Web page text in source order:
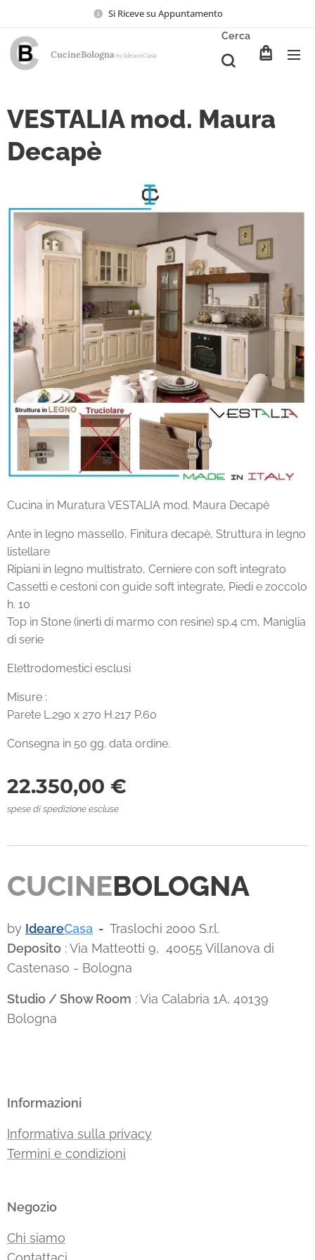
Si Riceve su Appuntamento
CucineBologna by IdeareCasa
Cerca
VESTALIA mod. Maura
Decapè
Cucina in Muratura VESTALIA mod. Maura Decapè
Ante in legno massello, Finitura decapè, Struttura in legno
listellare
Ripiani in legno multistrato, Cerniere con soft integrato
Cassetti e cestoni con guide soft integrate, Piedi e zoccolo
h. 10
Top in Stone (inerti di marmo con resine) sp.4 cm, Maniglia
di serie
Elettrodomestici esclusi
Misure :
Parete L.290 x 270 H.217 P.60
Consegna in 50 gg. data ordine.
22.350,00 €
spese di spedizione escluse
CUCINEBOLOGNA
by IdeareCasa - Traslochi 2000 S.r.l.
Deposito : Via Matteotti 9, 40055 Villanova di
Castenaso - Bologna
Studio / Show Room : Via Calabria 1A, 40139
Bologna
Informazioni
Informativa sulla privacy
Termini e condizioni
Negozio
Chi siamo